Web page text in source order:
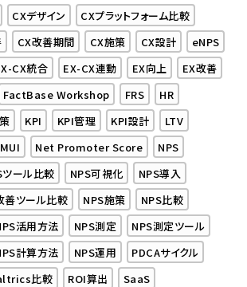
CXデザイン
CXプラットフォーム比較
CX改善期間 CX施策 CX設計
eNPS
CX統合 EX-CX連動 EX向上
EX改善
FactBase Workshop FRS
HR
KPI KPI管理 KPI設計
LTV
MUI Net Promoter Score
NPS
ツール比較 NPS可視化
NPS導入
善ツール比較 NPS施策
NPS比較
活用方法 NPS測定
NPS測定ツール
計算方法 NPS運用
PDCAサイクル
比較 ROI算出
SaaS